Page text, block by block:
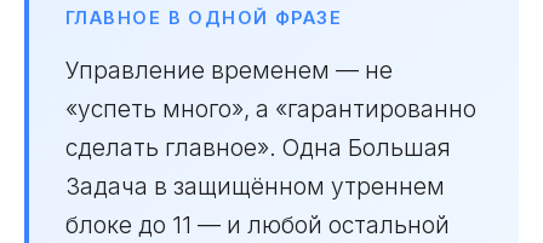
ГЛАВНОЕ В ОДНОЙ ФРАЗЕ
Управление временем — не
«успеть много», а «гарантированно
сделать главное». Одна Большая
Задача в защищённом утреннем
блоке до 11 — и любой остальной